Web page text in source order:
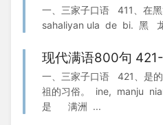
一、三家子口语 411、在
sahaliyan ula de bi.
现代满语800句
一、三家子口语 421、是
祖的习俗。 ine, manju
是 满洲 ...